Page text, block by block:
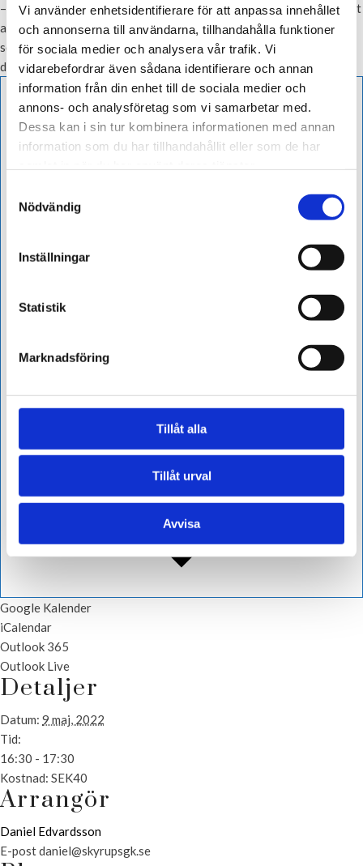
Vi använder enhetsidentifierare för att anpassa innehållet
och annonserna till användarna, tillhandahålla funktioner
för sociala medier och analysera vår trafik. Vi
vidarebefordrar även sådana identifierare och annan
information från din enhet till de sociala medier och
annons- och analysföretag som vi samarbetar med.
Dessa kan i sin tur kombinera informationen med annan
information som du har tillhandahållit eller som de har
Nödvändig
Inställningar
Statistik
Marknadsföring
Tillåt alla
Tillåt urval
Avvisa
– Priser kommer att fördelas via Swish 1 gång/månad. Det är viktigt
att du lämnar in ditt scorekort till någon i tävlingsledningen. Den
som inte lämnar in sitt scorekort får ej heller några poäng den
deltävlingen.
Google Kalender
iCalendar
Outlook 365
Outlook Live
Detaljer
Datum: 9 maj, 2022
Tid:
16:30 - 17:30
Kostnad: SEK40
Arrangör
Daniel Edvardsson
E-postdaniel@skyrupsgk.se